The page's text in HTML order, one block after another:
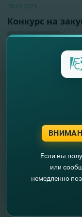
08.04.2021
Конкурс на
Если вы
или
немедленно